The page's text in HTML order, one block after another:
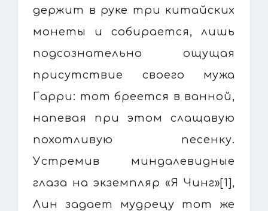
держит в руке три китайских
монеты и собирается, лишь
подсознательно ощущая
присутствие своего мужа
Гарри: тот бреется в ванной,
напевая при этом слащавую
похотливую песенку.
Устремив миндалевидные
глаза на экземпляр «Я Чинг»[1],
Лин задает мудрецу тот же